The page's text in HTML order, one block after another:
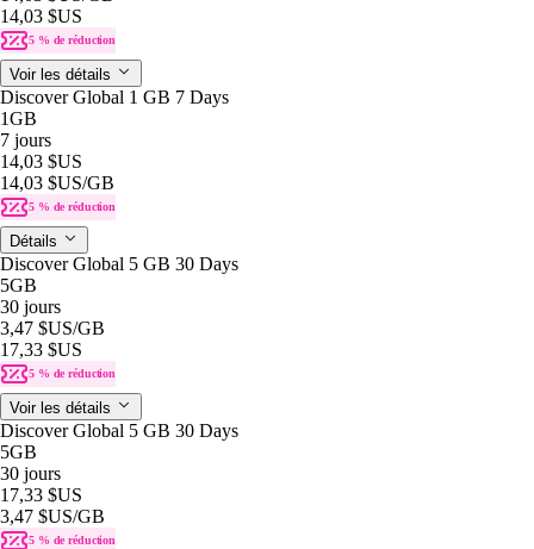
14,03 $US
5 % de réduction
Voir les détails
Discover Global 1 GB 7 Days
1GB
7 jours
14,03 $US
14,03 $US/GB
5 % de réduction
Détails
Discover Global 5 GB 30 Days
5GB
30 jours
3,47 $US/GB
17,33 $US
5 % de réduction
Voir les détails
Discover Global 5 GB 30 Days
5GB
30 jours
17,33 $US
3,47 $US/GB
5 % de réduction